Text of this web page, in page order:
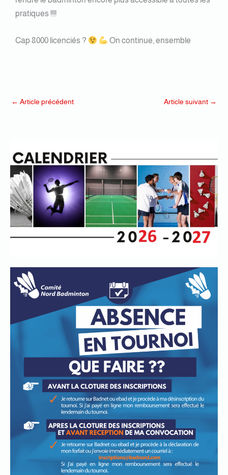
pratiques !!!!
Cap 8000 licenciés ? On continue, ensemble
← Article précédent Article suivant →